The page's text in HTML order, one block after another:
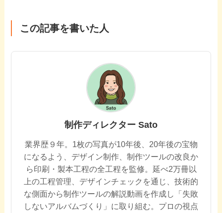
この記事を書いた人
制作ディレクター Sato
業界歴９年。1枚の写真が10年後、20年後の宝物
になるよう、デザイン制作、制作ツールの改良か
ら印刷・製本工程の全工程を監修。延べ2万冊以
上の工程管理、デザインチェックを通じ、技術的
な側面から制作ツールの解説動画を作成し「失敗
しないアルバムづくり」に取り組む。プロの視点